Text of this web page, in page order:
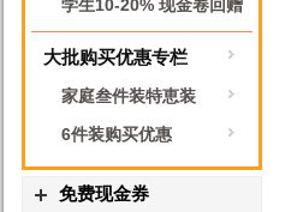
学生10-20% 现金卷回赠
大批购买优惠专栏
家庭叁件装特恵装
6件装购买优惠
免费现金券